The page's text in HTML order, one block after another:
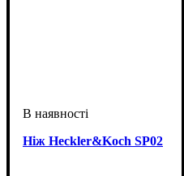
Ніж Heckler&Koch SP02